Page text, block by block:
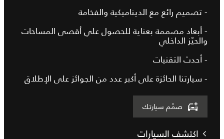
- تصميم رائع مع الديناميكية والفخامة
- أبعاد مصممة بعناية للحصول علي أقصى المساحات
والحيّز الداخلي
- أحدث التقنيات
- سيارتنا الحائزة على أكبر عدد من الجوائز على الإطلاق
صمّم سيارتك
اكتشف السيارات